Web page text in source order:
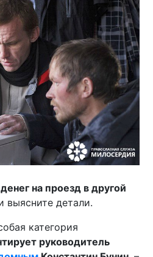
на проезд в другой
выясните детали.
категория
руководитель